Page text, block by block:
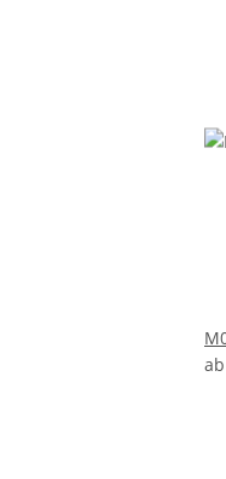
ab